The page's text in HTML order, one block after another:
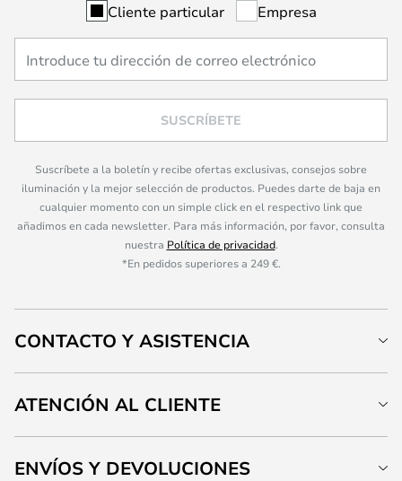
Cliente particular Empresa
SUSCRÍBETE
Suscríbete a la boletín y recibe ofertas exclusivas, consejos sobre
iluminación y la mejor selección de productos. Puedes darte de baja en
cualquier momento con un simple click en el respectivo link que
añadimos en cada newsletter. Para más información, por favor, consulta
nuestra Política de privacidad.
*En pedidos superiores a 249 €.
CONTACTO Y ASISTENCIA
ATENCIÓN AL CLIENTE
ENVÍOS Y DEVOLUCIONES